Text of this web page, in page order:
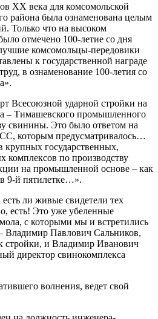
XX века для комсомольской
района была ознаменована целым
Только что на высоком
отмечено 100-летие со дня
комсомольцы-передовики
к государственной награде
в ознаменование 100-летия со
Всесоюзной ударной стройки на
– Тимашевского промышленного
свинины. Это было ответом на
которым предусматривалось…
крупных государственных,
комплексов по производству
на промышленной основе – как
9-й пятилетке…».
ли живые свидетели тех
есть! Это уже убеленные
с которыми мы и встретились
Владимир Павлович Сальников,
и Владимир Иванович
директор свинокомплекса
волнения, ведет свой